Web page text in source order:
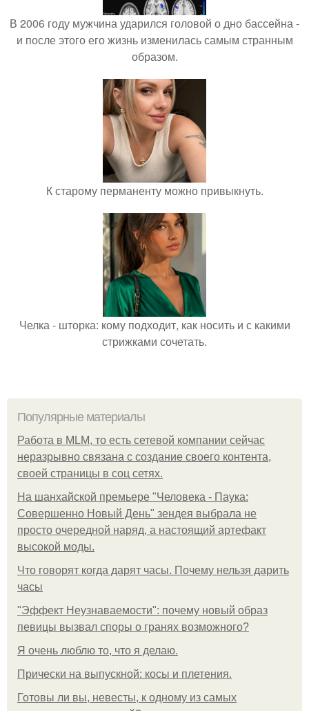
В 2006 году мужчина ударился головой о дно бассейна -
и после этого его жизнь изменилась самым странным
образом.
К старому перманенту можно привыкнуть.
Челка - шторка: кому подходит, как носить и с какими
стрижками сочетать.
Популярные материалы
Работа в MLM, то есть сетевой компании сейчас
неразрывно связана с создание своего контента,
своей страницы в соц сетях.
На шанхайской премьере "Человека - Паука:
Совершенно Новый День" зендея выбрала не
просто очередной наряд, а настоящий артефакт
высокой моды.
Что говорят когда дарят часы. Почему нельзя дарить
часы
"Эффект Неузнаваемости": почему новый образ
певицы вызвал споры о гранях возможного?
Я очень люблю то, что я делаю.
Прически на выпускной: косы и плетения.
Готовы ли вы, невесты, к одному из самых